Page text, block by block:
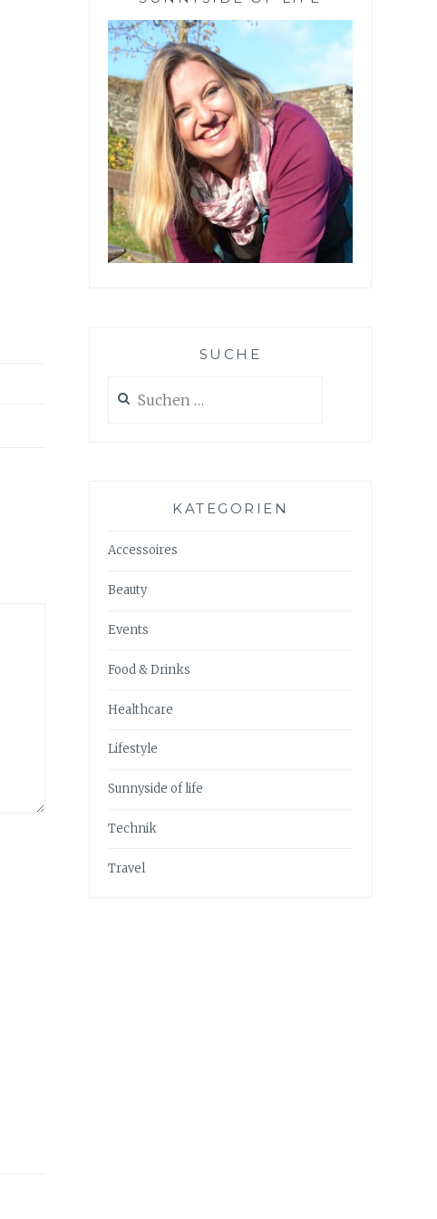
SUCHE
nach:
KATEGORIEN
Accessoires
Beauty
Events
Food & Drinks
Healthcare
Lifestyle
Sunnyside of life
Technik
Travel